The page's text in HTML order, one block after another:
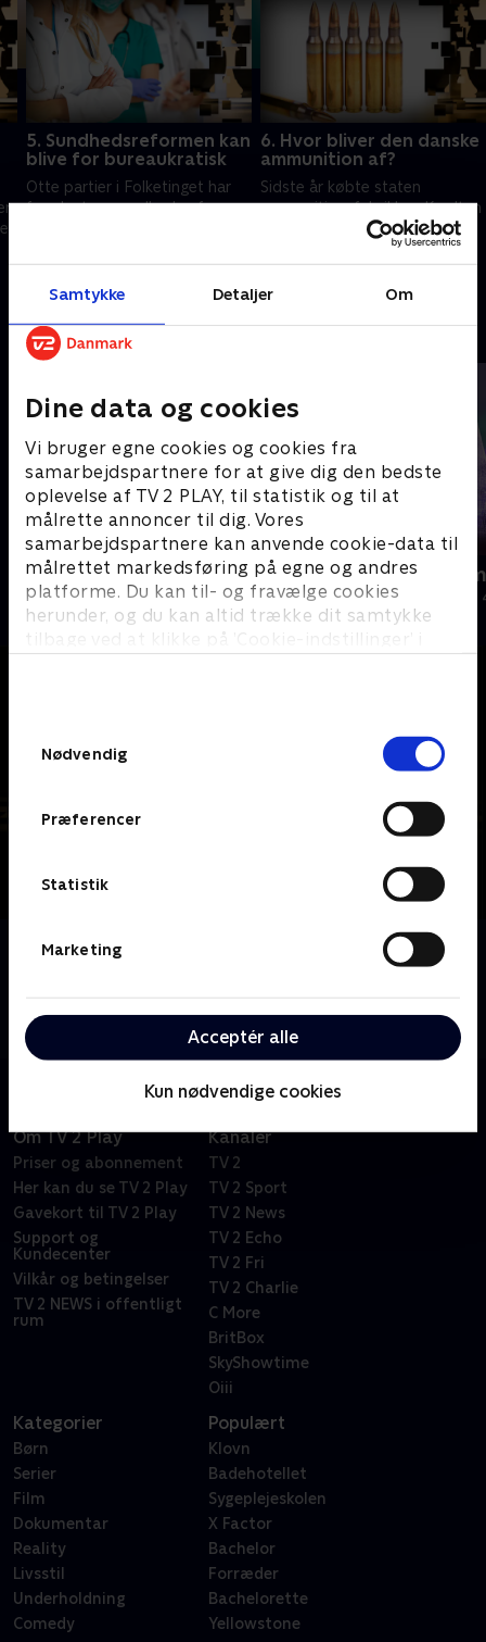
Samtykke Detaljer Om
Dine data og cookies
Vi bruger egne cookies og cookies fra
samarbejdspartnere for at give dig den bedste
oplevelse af TV 2 PLAY, til statistik og til at
målrette annoncer til dig. Vores
samarbejdspartnere kan anvende cookie-data til
målrettet markedsføring på egne og andres
platforme. Du kan til- og fravælge cookies
herunder, og du kan altid trække dit samtykke
tilbage ved at klikke på ’Cookie-indstillinger’ i
Nødvendig
Præferencer
Statistik
Marketing
Acceptér alle
Kun nødvendige cookies
5. Sundhedsreformen kan
blive for bureaukratisk
Otte partier i Folketinget har
fremlagt en sundhedsreform.
aftalen, men løser den
udfordringerne?
6. Hvor bliver den danske
ammunition af?
Sidste år købte staten
ammunitionsfabrikken Krudten
i Elling for 20 millioner kroner.
Hvad sker der med fabrikken
og de mange jobs, som folk
går og venter på?
Andre så også
Lise og Michael bygger nyt
Livsstil • 1 sæsoner
Julelys for
2022 • Livsstil •
Om Duellen
men hvor der skal findes en løsning.
Om TV 2 Play
Priser og abonnement
Her kan du se TV 2 Play
Gavekort til TV 2 Play
Support og
Kundecenter
Vilkår og betingelser
TV 2 NEWS i offentligt
rum
Kanaler
TV 2
TV 2 Sport
TV 2 News
TV 2 Echo
TV 2 Fri
TV 2 Charlie
C More
BritBox
SkyShowtime
Oiii
Kategorier
Børn
Serier
Film
Dokumentar
Reality
Livsstil
Underholdning
Comedy
Populært
Klovn
Badehotellet
Sygeplejeskolen
X Factor
Bachelor
Forræder
Bachelorette
Yellowstone